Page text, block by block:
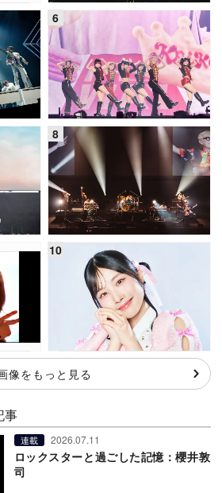
像をもっと見る
事
連載 2026.07.11
ロックスターと過ごした記憶：櫻井敦
司